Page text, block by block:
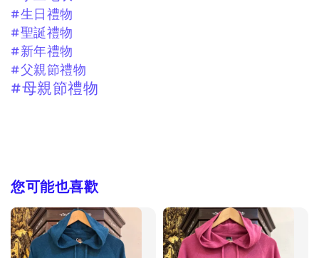
#生日禮物
#聖誕禮物
#新年禮物
#父親節禮物
#母親節禮物
您可能也喜歡